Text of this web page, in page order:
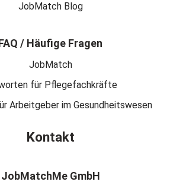
JobMatch Blog
/ Häufige Fragen
JobMatch
für Pflegefachkräfte
Arbeitgeber im Gesundheitswesen
Kontakt
JobMatchMe GmbH